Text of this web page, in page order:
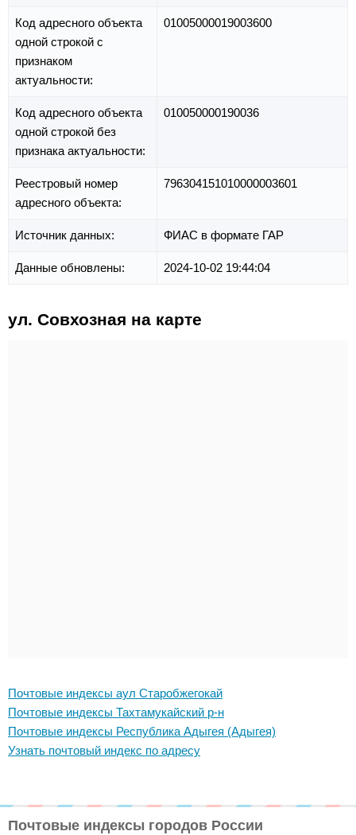
Код адресного объекта
одной строкой с
признаком
актуальности:
01005000019003600
Код адресного объекта
одной строкой без
признака актуальности:
010050000190036
Реестровый номер
адресного объекта:
796304151010000003601
Источник данных: ФИАС в формате ГАР
Данные обновлены: 2024-10-02 19:44:04
ул. Совхозная на карте
Почтовые индексы аул Старобжегокай
Почтовые индексы Тахтамукайский р-н
Почтовые индексы Республика Адыгея (Адыгея)
Узнать почтовый индекс по адресу
Почтовые индексы городов России